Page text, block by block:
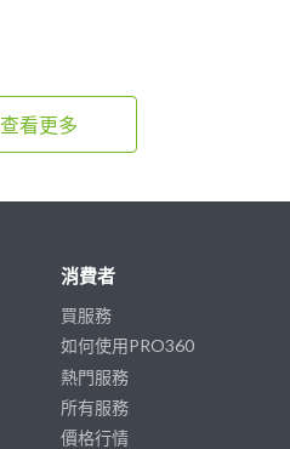
查看更多
消費者
買服務
如何使用PRO360
熱門服務
所有服務
價格行情